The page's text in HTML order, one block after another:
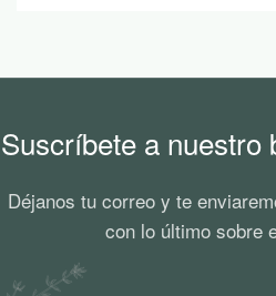
Suscríbete a nuestro
Déjanos tu correo y te
con lo último sobre